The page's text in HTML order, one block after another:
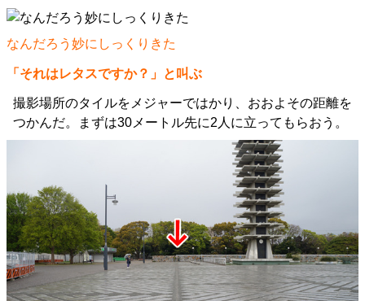
なんだろう妙にしっくりきた
「それはレタスですか？」と叫ぶ
撮影場所のタイルをメジャーではかり、おおよその距離を
つかんだ。まずは30メートル先に2人に立ってもらおう。